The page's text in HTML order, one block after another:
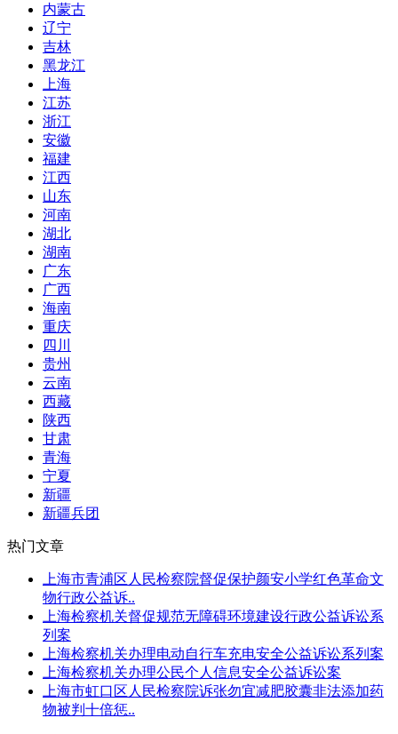
内蒙古
辽宁
吉林
黑龙江
上海
江苏
浙江
安徽
福建
江西
山东
河南
湖北
湖南
广东
广西
海南
重庆
四川
贵州
云南
西藏
陕西
甘肃
青海
宁夏
新疆
新疆兵团
热门文章
上海市青浦区人民检察院督促保护颜安小学红色革命文
物行政公益诉..
上海检察机关督促规范无障碍环境建设行政公益诉讼系
列案
上海检察机关办理电动自行车充电安全公益诉讼系列案
上海检察机关办理公民个人信息安全公益诉讼案
上海市虹口区人民检察院诉张勿宜减肥胶囊非法添加药
物被判十倍惩..